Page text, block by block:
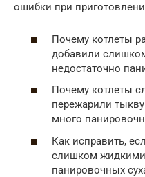
ошибки при
Почему котлеты
добавили
недостаточно
Почему котлеты
пережарили
много
Как исправить,
слишком
панировочных